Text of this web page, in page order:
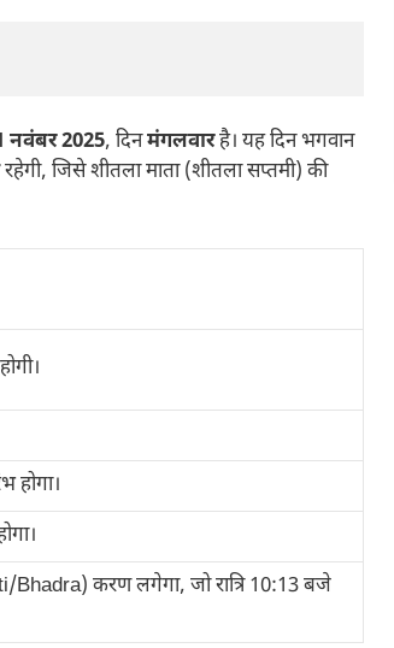
नवंबर 2025, दिनमंगलवारहै। यह दिन भगवान
रहेगी, जिसे शीतला माता (शीतला सप्तमी) की
होगा।
करण लगेगा, जो रात्रि 10:13 बजे